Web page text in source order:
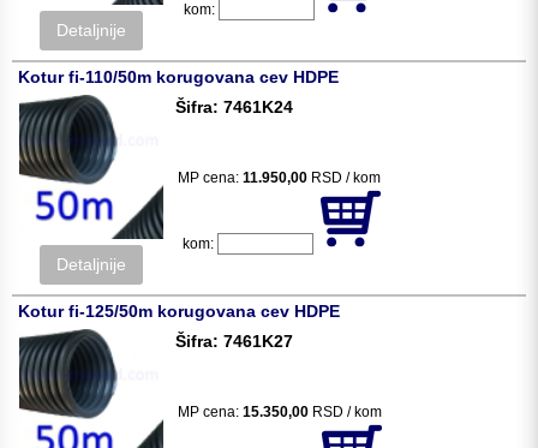
Detaljnije
kom:
Kotur fi-110/50m korugovana cev HDPE
Detaljnije
Šifra: 7461K24
MP cena: 11.950,00 RSD / kom
kom:
Kotur fi-125/50m korugovana cev HDPE
Šifra: 7461K27
MP cena: 15.350,00 RSD / kom